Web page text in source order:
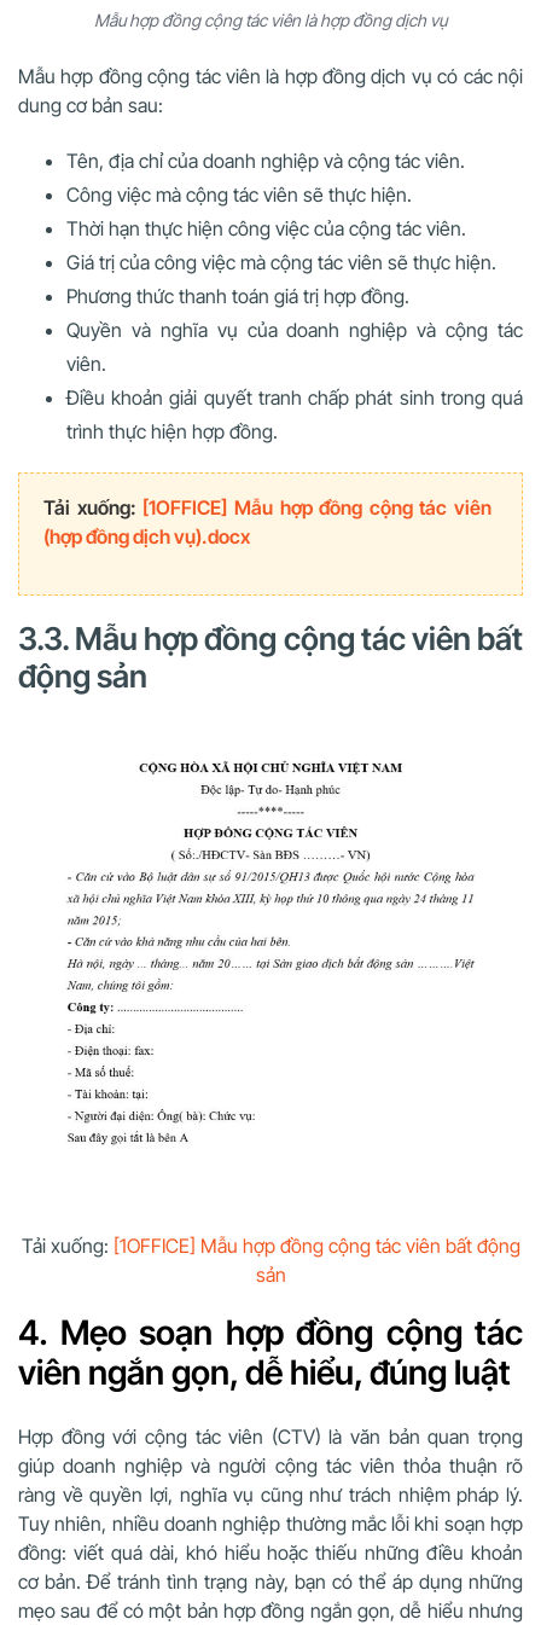
Mẫu hợp đồng cộng tác viên là hợp đồng dịch vụ
Mẫu hợp đồng cộng tác viên là hợp đồng dịch vụ có các nội
dung cơ bản sau:
Tên, địa chỉ của doanh nghiệp và cộng tác viên.
Công việc mà cộng tác viên sẽ thực hiện.
Thời hạn thực hiện công việc của cộng tác viên.
Giá trị của công việc mà cộng tác viên sẽ thực hiện.
Phương thức thanh toán giá trị hợp đồng.
Quyền và nghĩa vụ của doanh nghiệp và cộng tác
viên.
Điều khoản giải quyết tranh chấp phát sinh trong quá
trình thực hiện hợp đồng.
Tải xuống: [1OFFICE] Mẫu hợp đồng cộng tác viên
(hợp đồng dịch vụ).docx
3.3. Mẫu hợp đồng cộng tác viên bất
động sản
Tải xuống: [1OFFICE] Mẫu hợp đồng cộng tác viên bất động
sản
4. Mẹo soạn hợp đồng cộng tác
viên ngắn gọn, dễ hiểu, đúng luật
Hợp đồng với cộng tác viên (CTV) là văn bản quan trọng
giúp doanh nghiệp và người cộng tác viên thỏa thuận rõ
ràng về quyền lợi, nghĩa vụ cũng như trách nhiệm pháp lý.
Tuy nhiên, nhiều doanh nghiệp thường mắc lỗi khi soạn hợp
đồng: viết quá dài, khó hiểu hoặc thiếu những điều khoản
cơ bản. Để tránh tình trạng này, bạn có thể áp dụng những
mẹo sau để có một bản hợp đồng ngắn gọn, dễ hiểu nhưng